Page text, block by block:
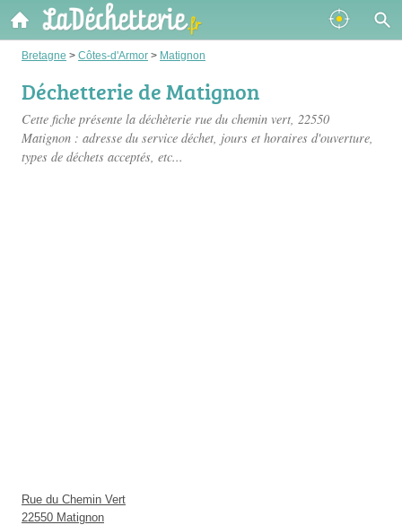
Bretagne > Côtes-d'Armor > Matignon
Déchetterie de Matignon
Cette fiche présente la déchèterie rue du chemin vert, 22550
Matignon : adresse du service déchet, jours et horaires d'ouverture,
types de déchets acceptés, etc...
Rue du Chemin Vert
22550 Matignon